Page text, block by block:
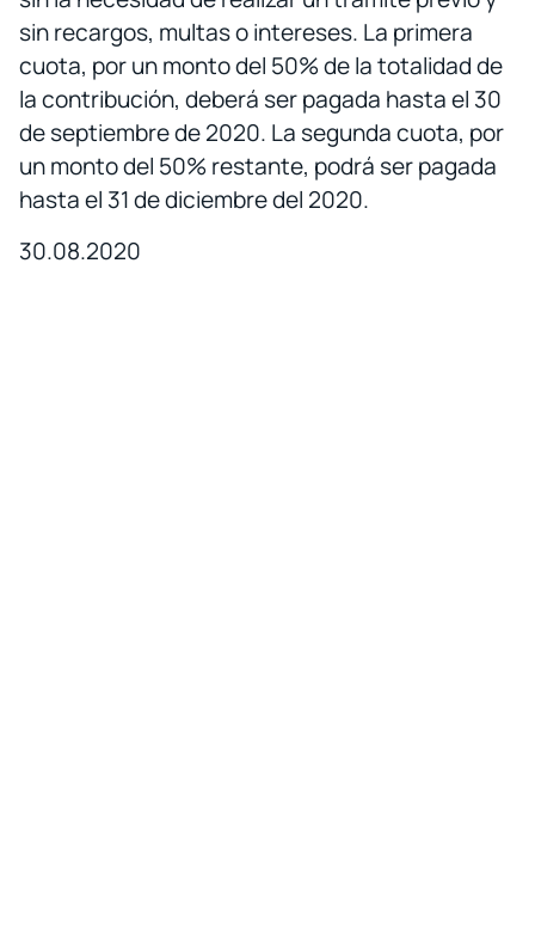
sin recargos, multas o intereses. La primera
cuota, por un monto del 50% de la totalidad de
la contribución, deberá ser pagada hasta el 30
de septiembre de 2020. La segunda cuota, por
un monto del 50% restante, podrá ser pagada
hasta el 31 de diciembre del 2020.
30.08.2020